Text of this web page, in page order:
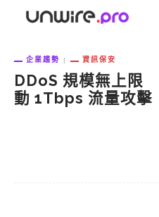
企業趨勢 資訊保安
DDoS 規模無上限
動 1Tbps 流量攻擊